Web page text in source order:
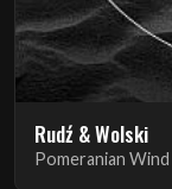
Rudź & Wolski
Pomeranian Wind